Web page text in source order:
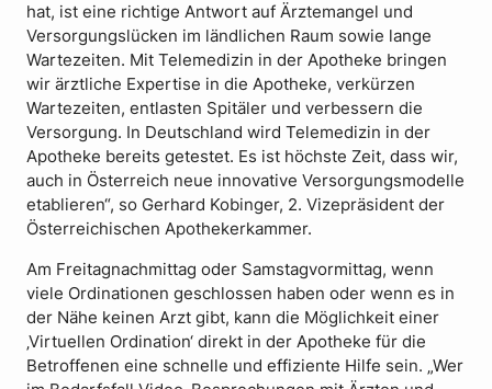
hat, ist eine richtige Antwort auf Ärztemangel und
Versorgungslücken im ländlichen Raum sowie lange
Wartezeiten. Mit Telemedizin in der Apotheke bringen
wir ärztliche Expertise in die Apotheke, verkürzen
Wartezeiten, entlasten Spitäler und verbessern die
Versorgung. In Deutschland wird Telemedizin in der
Apotheke bereits getestet. Es ist höchste Zeit, dass wir,
auch in Österreich neue innovative Versorgungsmodelle
etablieren“, so Gerhard Kobinger, 2. Vizepräsident der
Österreichischen Apothekerkammer.
Am Freitagnachmittag oder Samstagvormittag, wenn
viele Ordinationen geschlossen haben oder wenn es in
der Nähe keinen Arzt gibt, kann die Möglichkeit einer
‚Virtuellen Ordination‘ direkt in der Apotheke für die
Betroffenen eine schnelle und effiziente Hilfe sein. „Wer